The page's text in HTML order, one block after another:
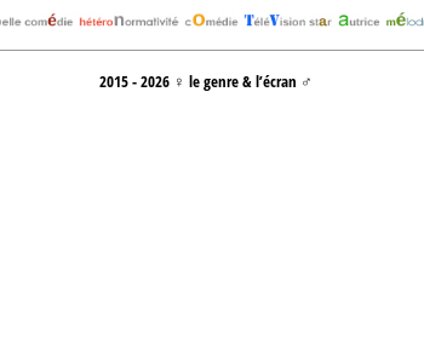
2015 - 2026 ♀ le genre & l’écran ♂